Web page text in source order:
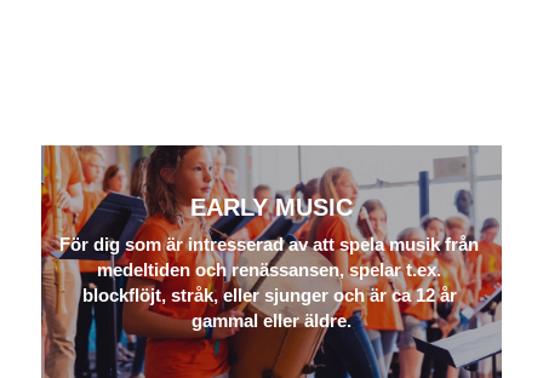
EARLY MUSIC
För dig som är intresserad av att spela musik från
medeltiden och renässansen, spelar t.ex.
blockflöjt, stråk, eller sjunger och är ca 12 år
gammal eller äldre.